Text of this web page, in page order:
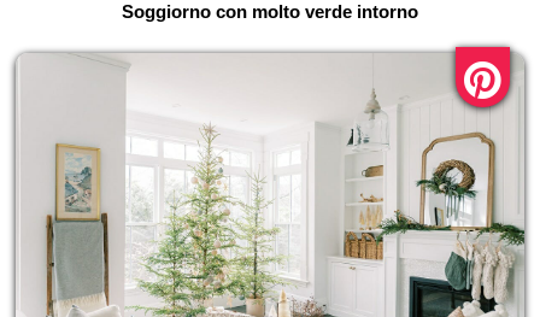
Soggiorno con molto verde intorno